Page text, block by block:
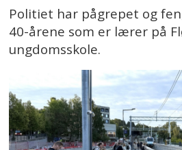
Politiet har pågrepet og
40-årene som er lærer på
ungdomsskole.